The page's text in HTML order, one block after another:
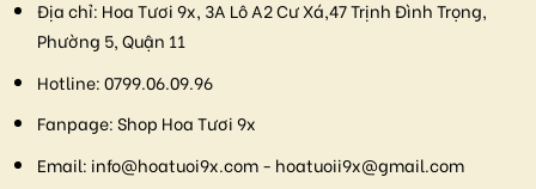
Địa chỉ: Hoa Tươi 9x, 3A Lô A2 Cư Xá,47 Trịnh Đình Trọng,
Phường 5, Quận 11
Hotline:0799.06.09.96
Fanpage:Shop Hoa Tươi 9x
Email: info@hoatuoi9x.com - hoatuoii9x@gmail.com